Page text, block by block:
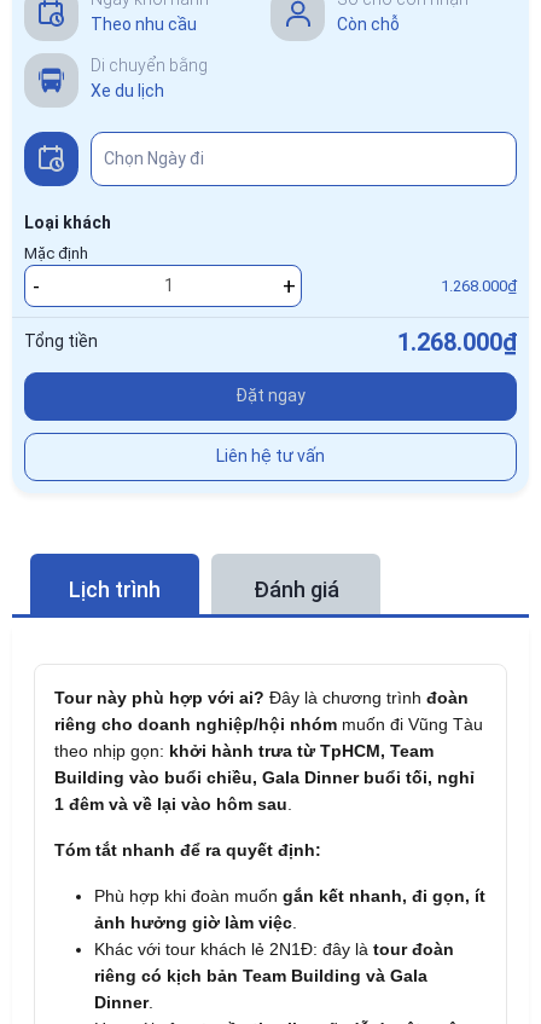
Theo nhu cầu
Còn chỗ
Di chuyển bằng
Xe du lịch
Loại khách
Mặc định
- + 1.268.000₫
Tổng tiền 1.268.000₫
Đặt ngay
Liên hệ tư vấn
Lịch trình Đánh giá
Tour này phù hợp với ai? Đây là chương trình đoàn
riêng cho doanh nghiệp/hội nhóm muốn đi Vũng Tàu
theo nhịp gọn: khởi hành trưa từ TpHCM, Team
Building vào buổi chiều, Gala Dinner buổi tối, nghỉ
1 đêm và về lại vào hôm sau
Tóm tắt nhanh để ra quyết định:
Phù hợp khi đoàn muốn gắn kết nhanh, đi gọn, ít
ảnh hưởng giờ làm việc
Khác với tour khách lẻ 2N1Đ: đây là tour đoàn
riêng có kịch bản Team Building và Gala
Dinner.